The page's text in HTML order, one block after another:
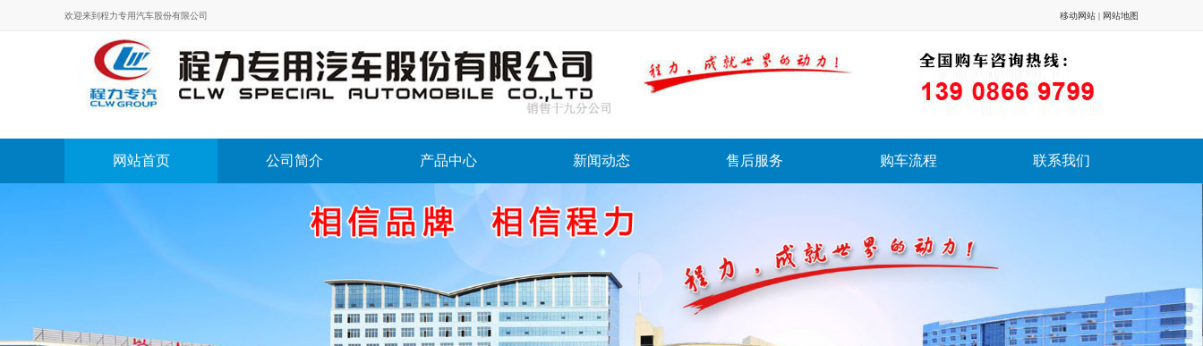
欢迎来到程力专用汽车股份有限公司 移动网站 | 网站地图
网站首页 公司简介 产品中心 新闻动态 售后服务 购车流程 联系我们